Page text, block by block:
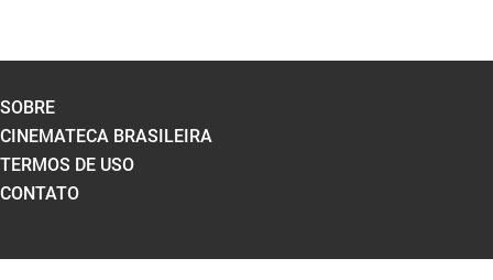
SOBRE
CINEMATECA BRASILEIRA
TERMOS DE USO
CONTATO